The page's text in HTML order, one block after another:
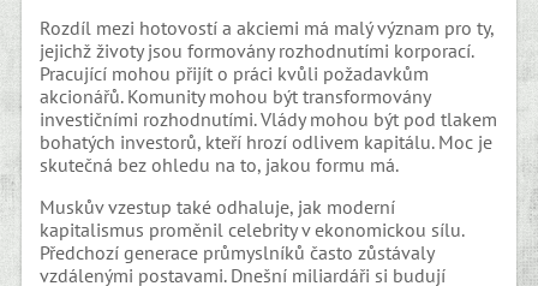
Rozdíl mezi hotovostí a akciemi má malý význam pro ty,
jejichž životy jsou formovány rozhodnutími korporací.
Pracující mohou přijít o práci kvůli požadavkům
akcionářů. Komunity mohou být transformovány
investičními rozhodnutími. Vlády mohou být pod tlakem
bohatých investorů, kteří hrozí odlivem kapitálu. Moc je
skutečná bez ohledu na to, jakou formu má.
Muskův vzestup také odhaluje, jak moderní
kapitalismus proměnil celebrity v ekonomickou sílu.
Předchozí generace průmyslníků často zůstávaly
vzdálenými postavami. Dnešní miliardáři si budují